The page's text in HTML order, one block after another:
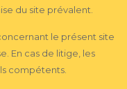
du site prévalent.
le présent site
En cas de litige, les
compétents.